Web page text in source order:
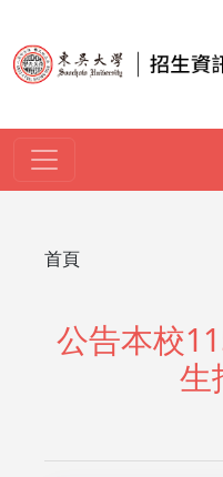
導航連結
首頁
公告本校
生